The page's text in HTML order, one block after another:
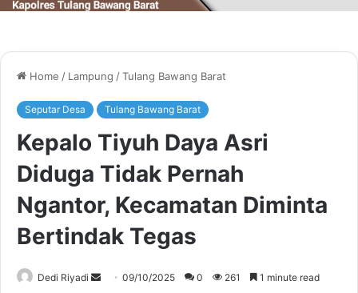
Home / Lampung /Tulang Bawang Barat
Seputar Desa Tulang Bawang Barat
Kepalo Tiyuh Daya Asri
Diduga Tidak Pernah
Ngantor, Kecamatan Diminta
Bertindak Tegas
Dedi Riyadi
Send09/10/2025 0 261 1 minute read